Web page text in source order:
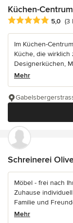
Küchen-
Durchschnittliche
5,0 (3
Im Küchen-
Küche, die wirklich
Designerküchen,
Mehr
Schreinerei
Möbel - frei nach
Zuhause
Familie und
Mehr